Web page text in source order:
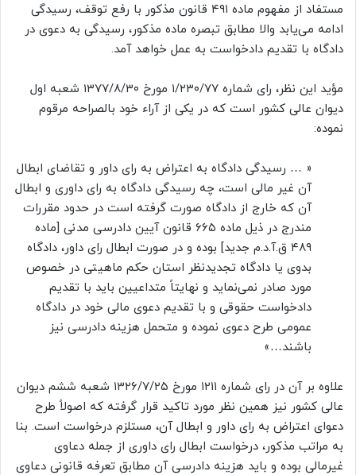
مستفاد از مفهوم ماده ۴۹۱ قانون مذکور با رفع توقف، رسیدگی
ادامه می‌یابد والا مطابق تبصره ماده مذکور، رسیدگی به دعوی در
دادگاه با تقدیم دادخواست به عمل خواهد آمد.
مؤید این نظر، رای شماره ۱/۲۳۰/۷۷ مورخ ۱۳۷۷/۸/۳۰ شعبه اول
دیوان عالی کشور است که در یکی از آراء خود بالصراحه مرقوم
نموده:
« … رسیدگی دادگاه به اعتراض به رای داور و تقاضای ابطال
آن غیر مالی است، چه رسیدگی دادگاه به رای داوری و ابطال
آن که خارج از دادگاه صورت گرفته است در حدود مقررات
مندرج در ذیل ماده ۶۶۵ قانون آیین دادرسی مدنی [ماده
۴۸۹ ق.آ.د.م جدید] بوده و در صورت ابطال رای داور، دادگاه
بدوی یا دادگاه تجدیدنظر استان حکم ماهیتی در خصوص
مورد صادر نمی‌نماید و نهایتاً متداعیین باید با تقدیم
دادخواست حقوقی و با تقدیم دعوی مالی خود در دادگاه
عمومی طرح دعوی نموده و متحمل هزینه دادرسی نیز
باشند…»
علاوه بر آن در رای شماره ۱۲۱۱ مورخ ۱۳۲۶/۷/۲۵ شعبه ششم دیوان
عالی کشور نیز همین نظر مورد تاکید قرار گرفته که اصولاً طرح
دعوای اعتراض به رای داور و ابطال آن، مستلزم درخواست است. بنا
به مراتب مذکور، درخواست ابطال رای داوری از جمله دعاوی
غیرمالی بوده و باید هزینه دادرسی آن مطابق تعرفه قانونی دعاوی